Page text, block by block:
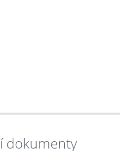
dokumenty